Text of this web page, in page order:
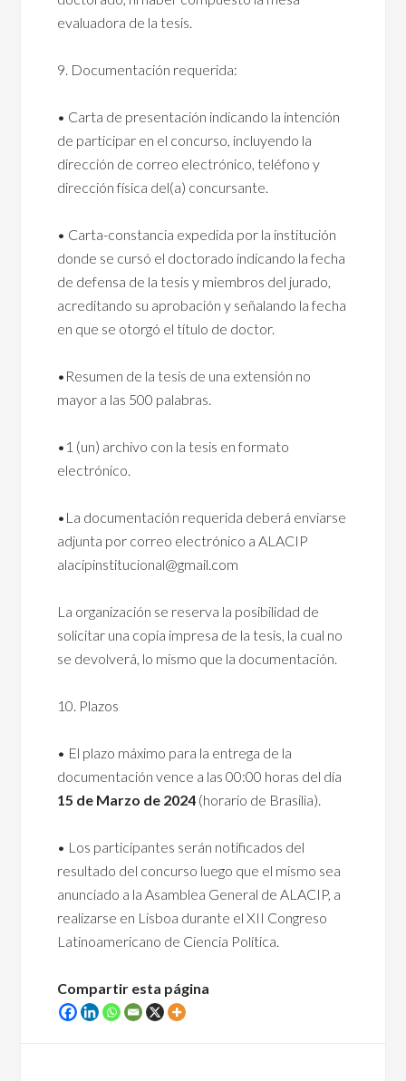
evaluadora de la tesis.
9. Documentación requerida:
• Carta de presentación indicando la intención
de participar en el concurso, incluyendo la
dirección de correo electrónico, teléfono y
dirección física del(a) concursante.
• Carta-constancia expedida por la institución
donde se cursó el doctorado indicando la fecha
de defensa de la tesis y miembros del jurado,
acreditando su aprobación y señalando la fecha
en que se otorgó el título de doctor.
•Resumen de la tesis de una extensión no
mayor a las 500 palabras.
•1 (un) archivo con la tesis en formato
electrónico.
•La documentación requerida deberá enviarse
adjunta por correo electrónico a ALACIP
alacipinstitucional@gmail.com
La organización se reserva la posibilidad de
solicitar una copia impresa de la tesis, la cual no
se devolverá, lo mismo que la documentación.
10. Plazos
• El plazo máximo para la entrega de la
documentación vence a las 00:00 horas del día
15 de Marzo de 2024 (horario de Brasilia).
• Los participantes serán notificados del
resultado del concurso luego que el mismo sea
anunciado a la Asamblea General de ALACIP, a
realizarse en Lisboa durante el XII Congreso
Latinoamericano de Ciencia Política.
Compartir esta página